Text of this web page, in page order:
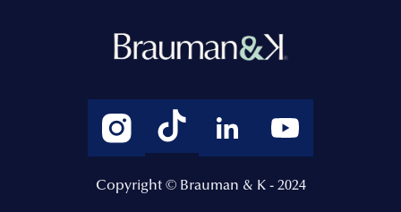
Copyright © Brauman & K - 2024